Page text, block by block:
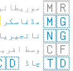
🇲🇷
🇲🇬مڈغاسکر
🇳🇬نائجیریا
🇨🇫وسط
🇹🇩چاڈ